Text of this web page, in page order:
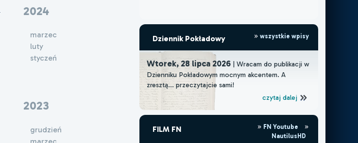
2024
marzec
luty
styczeń
2023
grudzień
Dziennik Pokładowy wszystkie wpisy
Wtorek, 28 lipca 2026| Wracam do publikacji w
Dzienniku Pokładowym mocnym akcentem. A
zresztą... przeczytajcie sami!
czytaj dalej
FILM FN
FN Youtube
NautilusHD